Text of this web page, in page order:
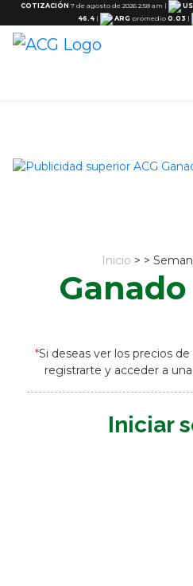
COTIZACIÓN 7 de agosto de 2026 2:58 am |
46.4 | ARG promedio 0.03 |
Inicio > >
*Si deseas ver los precios
registrarte y acceder a
Iniciar